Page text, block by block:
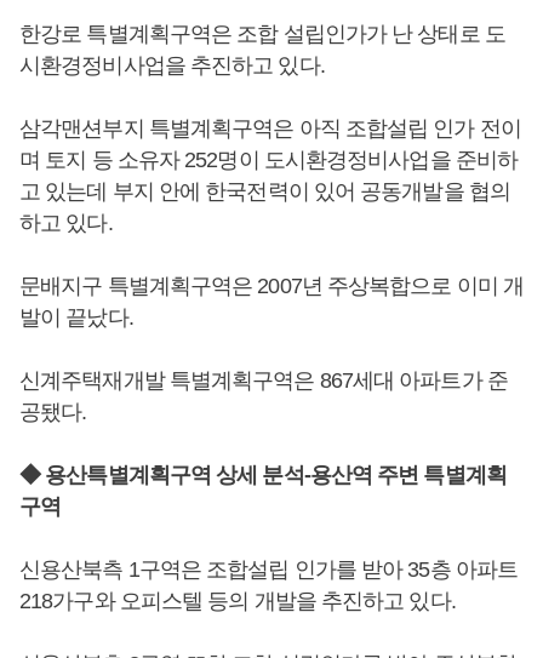
한강로 특별계획구역은 조합 설립인가가 난 상태로 도
시환경정비사업을 추진하고 있다.
삼각맨션부지 특별계획구역은 아직 조합설립 인가 전이
며 토지 등 소유자 252명이 도시환경정비사업을 준비하
고 있는데 부지 안에 한국전력이 있어 공동개발을 협의
하고 있다.
문배지구 특별계획구역은 2007년 주상복합으로 이미 개
발이 끝났다.
신계주택재개발 특별계획구역은 867세대 아파트가 준
공됐다.
◆ 용산특별계획구역 상세 분석-용산역 주변 특별계획
구역
신용산북측 1구역은 조합설립 인가를 받아 35층 아파트
218가구와 오피스텔 등의 개발을 추진하고 있다.